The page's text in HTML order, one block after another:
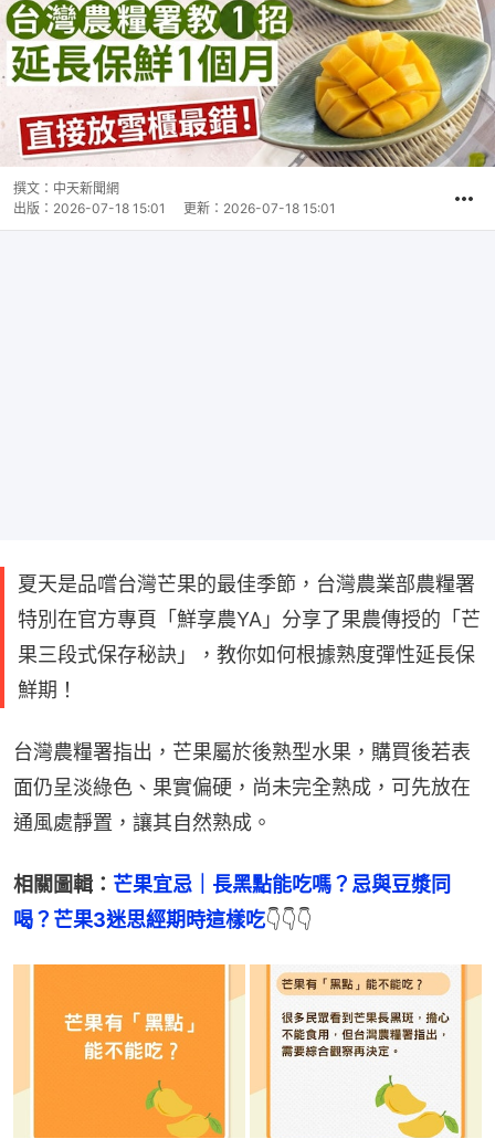
撰文： 中天新聞網
出版： 2026-07-18 15:01 更新： 2026-07-18 15:01
夏天是品嚐台灣芒果的最佳季節，台灣農業部農糧署
特別在官方專頁「鮮享農YA」分享了果農傳授的「芒
果三段式保存秘訣」，教你如何根據熟度彈性延長保
鮮期！
台灣農糧署指出，芒果屬於後熟型水果，購買後若表
面仍呈淡綠色、果實偏硬，尚未完全熟成，可先放在
通風處靜置，讓其自然熟成。
相關圖輯： 芒果宜忌｜長黑點能吃嗎？忌與豆漿同
喝？芒果3迷思經期時這樣吃👇👇👇